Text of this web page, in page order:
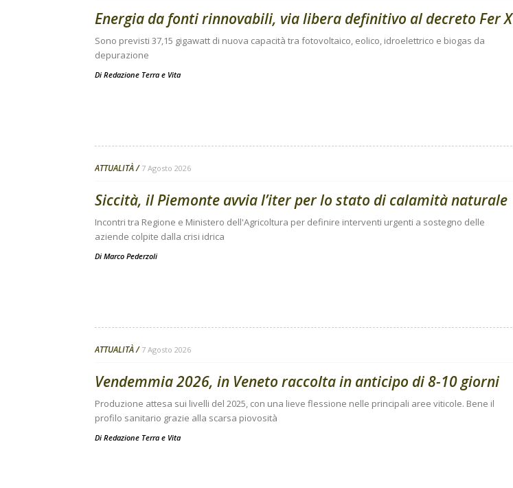
Energia da fonti rinnovabili, via libera definitivo al decreto Fer X
Sono previsti 37,15 gigawatt di nuova capacità tra fotovoltaico, eolico, idroelettrico e biogas da
depurazione
Di Redazione Terra e Vita
ATTUALITÀ 7 Agosto 2026
Siccità, il Piemonte avvia l’iter per lo stato di calamità naturale
Incontri tra Regione e Ministero dell'Agricoltura per definire interventi urgenti a sostegno delle
aziende colpite dalla crisi idrica
Di Marco Pederzoli
ATTUALITÀ 7 Agosto 2026
Vendemmia 2026, in Veneto raccolta in anticipo di 8-10 giorni
Produzione attesa sui livelli del 2025, con una lieve flessione nelle principali aree viticole. Bene il
profilo sanitario grazie alla scarsa piovosità
Di Redazione Terra e Vita